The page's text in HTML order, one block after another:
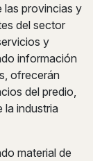
las provincias y
del sector
y
información
ofrecerán
del predio,
la industria
material de